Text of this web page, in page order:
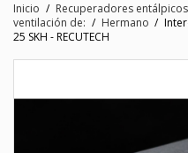
Inicio
Recuperadores
ventilación de:
Hermano
25 SKH - RECUTECH